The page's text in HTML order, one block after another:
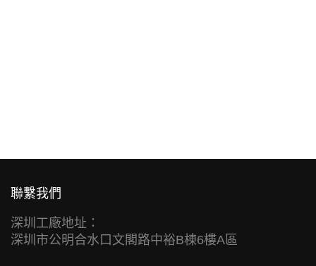
聯繫我們
深圳工廠地址：
深圳市公明合水口文閣路中裕B棟6樓A區